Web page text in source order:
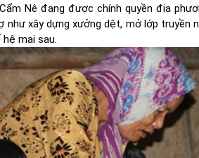
Nê đang được chính quyền địa
như xây dựng xưởng dệt, mở lớp truyền
mai sau.